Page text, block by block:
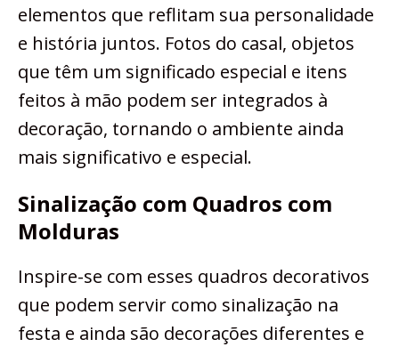
elementos que reflitam sua personalidade
e história juntos. Fotos do casal, objetos
que têm um significado especial e itens
feitos à mão podem ser integrados à
decoração, tornando o ambiente ainda
mais significativo e especial.
Sinalização com Quadros com
Molduras
Inspire-se com esses quadros decorativos
que podem servir como sinalização na
festa e ainda são decorações diferentes e